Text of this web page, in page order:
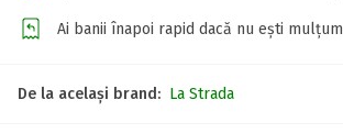
Ai banii înapoi rapid dacă nu ești
De la același brand: La Strada